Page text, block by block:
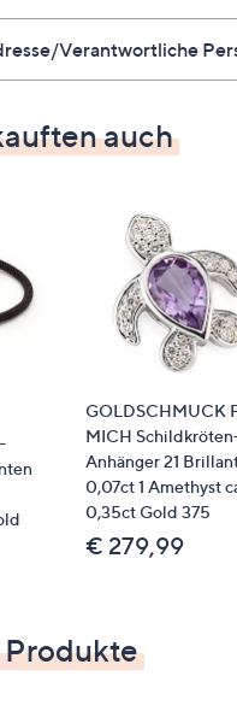
ca. 0,4 cm
Verantwortliche
auch
GOLDSCHMUCK
MICH
Anhänger 21
0,07ct 1 Amethyst
0,35ct Gold 375
€ 279,99